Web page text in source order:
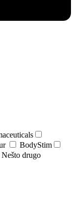
BodyStim
Nešto drugo